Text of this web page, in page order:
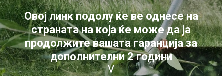
Овој линк подолу ќе ве однесе на
страната на која ќе може да ја
продолжите вашата гаранција за
дополнителни 2 години
V